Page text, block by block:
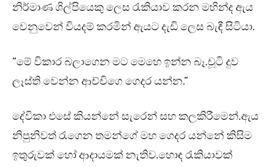
නිර්මාණ ශිල්පියෙකු ලෙස රැකියාව කරන මහින්ද ඇය
වෙනුවෙන් වියදම් කරමින් ඇයට දැඩි ලෙස බැඳී සිටියා.
“මේ විකාර බලාගෙන මට මෙහෙ ඉන්න බෑ.චූටි දුව
ලෑස්ති වෙන්න ආච්චිගෙ ගෙදර යන්න.”
දේවිකා එසේ කියන්නේ සැරෙන් සහ කලකිරීමෙන්.ඇය
නිපුනිවත් රැගෙන තමන්ගේ මහ ගෙදර යන්නේ කිසිම
ඉතුරුවක් හෝ ආදායමක් නැතිව.හොඳ රැකියාවක්